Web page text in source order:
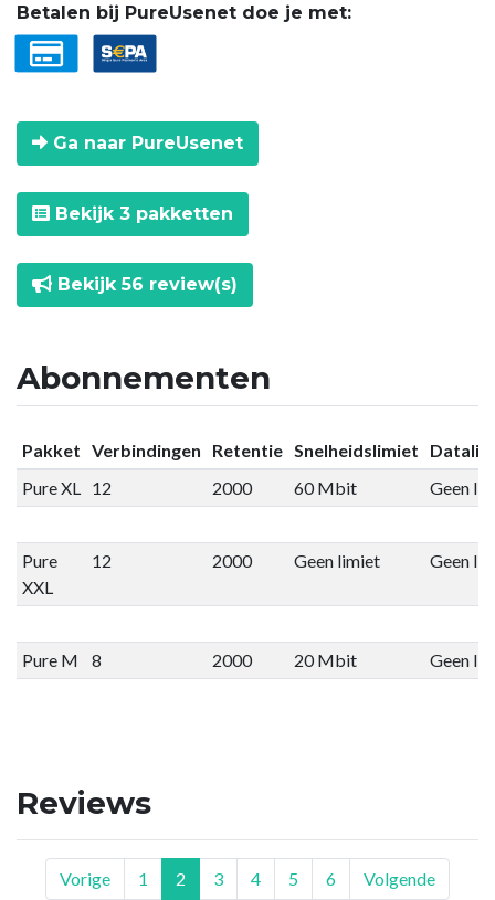
Betalen bij PureUsenet doe je met:
Ga naar PureUsenet
Bekijk 3 pakketten
Bekijk 56 review(s)
Abonnementen
Pakket Verbindingen Retentie Snelheidslimiet
Pure XL
12 2000 60 Mbit Geen
Pure
XXL
12 2000 Geen limiet Geen
Pure M 8 2000 20 Mbit Geen
Reviews
Vorige 1 2 3 4 5 6 Volgende